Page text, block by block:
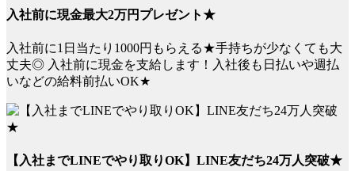
入社前に現金最大2万円プレゼント★
入社前に1日当たり1000円もらえる★手持ちが少なくても大
丈夫◎ 入社前に現金を支給します！入社後も日払いや週払
いなどの給料前払いOK★
【入社までLINEでやり取りOK】LINE友だち24万人突破★